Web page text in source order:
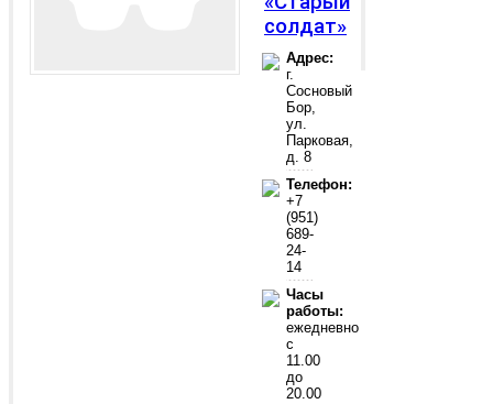
солдат»
Адрес:
г.
Сосновый
Бор,
ул.
Парковая,
д. 8
Телефон:
+7
(951)
689-
24-
14
Часы
работы:
ежедневно
с
11.00
до
20.00